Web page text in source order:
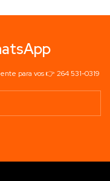
para vos 👉 264 531-0319